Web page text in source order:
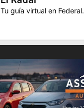
Tu guía virtual en Federal.